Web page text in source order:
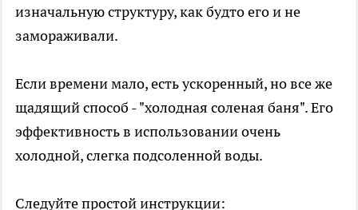
изначальную структуру, как будто его и не
замораживали.
Если времени мало, есть ускоренный, но все же
щадящий способ - "холодная соленая баня". Его
эффективность в использовании очень
холодной, слегка подсоленной воды.
Следуйте простой инструкции: